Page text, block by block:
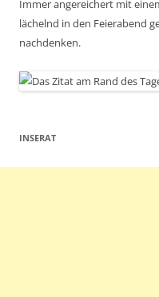
Immer angereichert mit
lächelnd in den Feierabend
nachdenken.
INSERAT